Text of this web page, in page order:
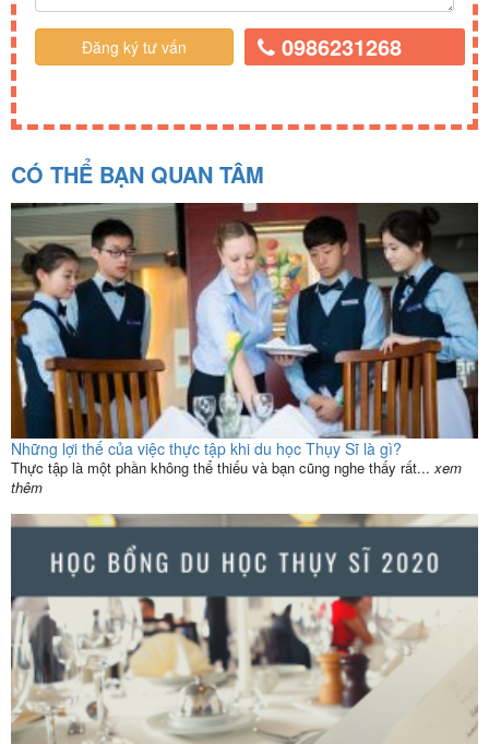
0986231268
CÓ THỂ BẠN QUAN TÂM
Những lợi thế của việc thực tập khi du học Thụy Sĩ là gì?
Thực tập là một phần không thể thiếu và bạn cũng nghe thấy rất... xem
thêm